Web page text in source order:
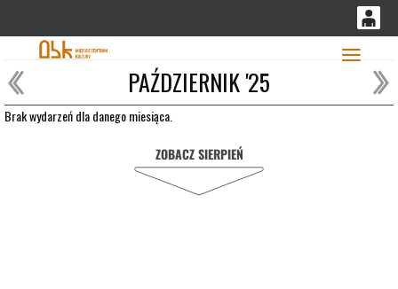
0,00
PLN
PAŹDZIERNIK '25
Brak wydarzeń dla danego miesiąca.
ZOBACZ SIERPIEŃ